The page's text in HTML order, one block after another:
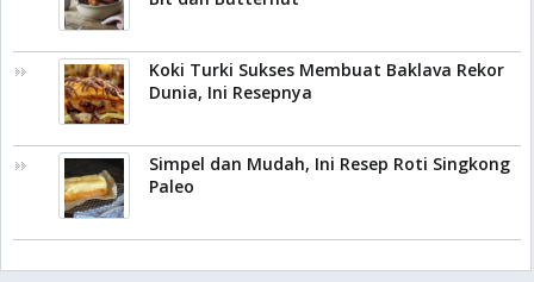
Koki Turki Sukses Membuat Baklava Rekor
Dunia, Ini Resepnya
Simpel dan Mudah, Ini Resep Roti Singkong
Paleo